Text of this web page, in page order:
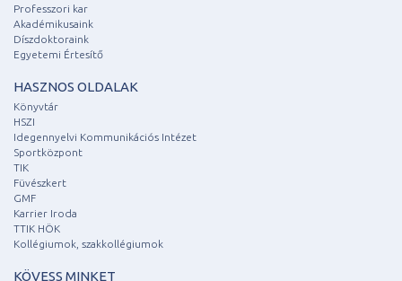
Professzori kar
Akadémikusaink
Díszdoktoraink
Egyetemi Értesítő
HASZNOS OLDALAK
Könyvtár
HSZI
Idegennyelvi Kommunikációs Intézet
Sportközpont
TIK
Füvészkert
GMF
Karrier Iroda
TTIK HÖK
Kollégiumok, szakkollégiumok
KÖVESS MINKET